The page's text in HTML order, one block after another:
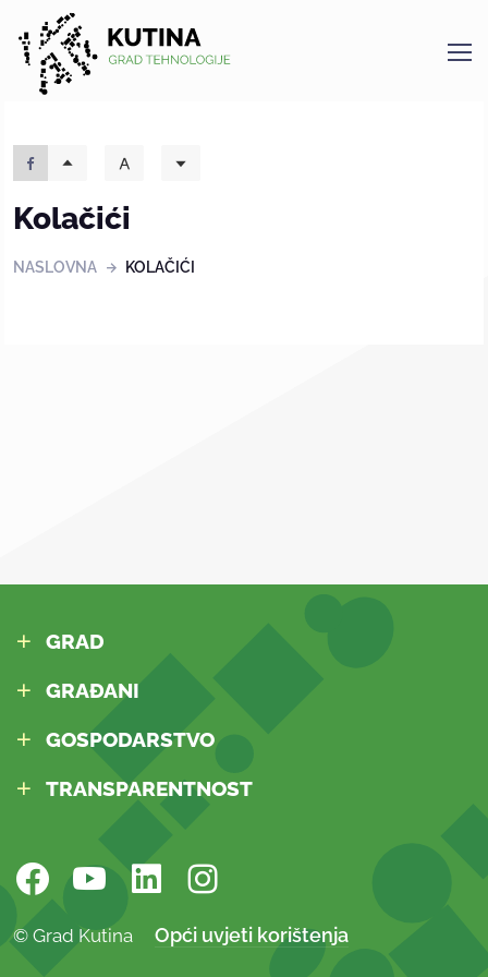
Kutina
Kolačići
NASLOVNA KOLAČIĆI
GRAD
GRAĐANI
GOSPODARSTVO
TRANSPARENTNOST
© Grad Kutina Opći uvjeti korištenja